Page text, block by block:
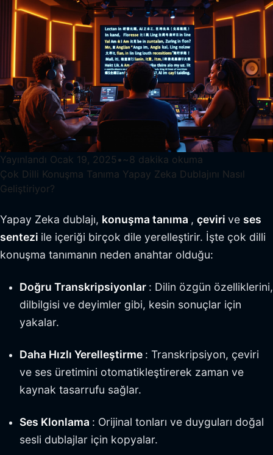
Yayınlandı Ocak 19, 2025 • ~8 dakika okuma
Çok Dilli Konuşma Tanıma Yapay Zeka Dublajını Nasıl
Geliştiriyor?
Yapay Zeka dublajı, konuşma tanıma , çeviri ve ses
sentezi ile içeriği birçok dile yerelleştirir. İşte çok dilli
konuşma tanımanın neden anahtar olduğu:
Doğru Transkripsiyonlar : Dilin özgün özelliklerini,
dilbilgisi ve deyimler gibi, kesin sonuçlar için
yakalar.
Daha Hızlı Yerelleştirme : Transkripsiyon, çeviri
ve ses üretimini otomatikleştirerek zaman ve
kaynak tasarrufu sağlar.
Ses Klonlama : Orijinal tonları ve duyguları doğal
sesli dublajlar için kopyalar.